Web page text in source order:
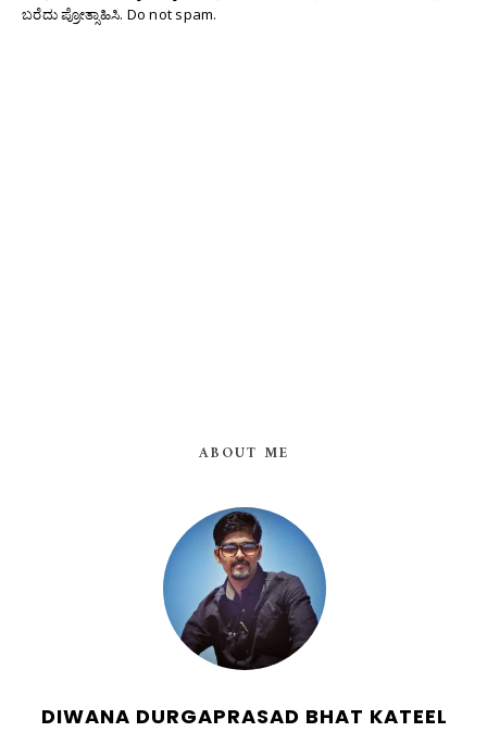
ಬರೆದು ಪ್ರೋತ್ಸಾಹಿಸಿ. Do not spam.
ABOUT ME
DIWANA DURGAPRASAD BHAT KATEEL